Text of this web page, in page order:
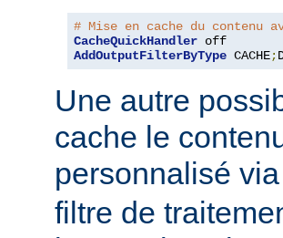
# Mise en cache du contenu
CacheQuickHandler
AddOutputFilterByType CACHE;
Une autre
cache le
personnalisé via
filtre de